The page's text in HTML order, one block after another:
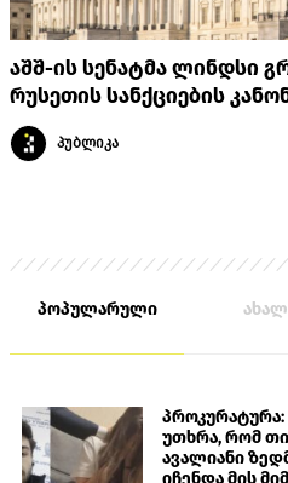
აშშ-ის სენატმა ლინდსი
რუსეთის სანქციების
პუბლიკა
პოპულარული
პროკურატურა:
უთხრა, რომ
ავალიანი
იჩენდა მის